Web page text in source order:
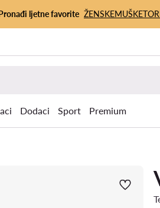
ljetne favorite ŽENSKEMUŠKE
Dodaci Sport Premium